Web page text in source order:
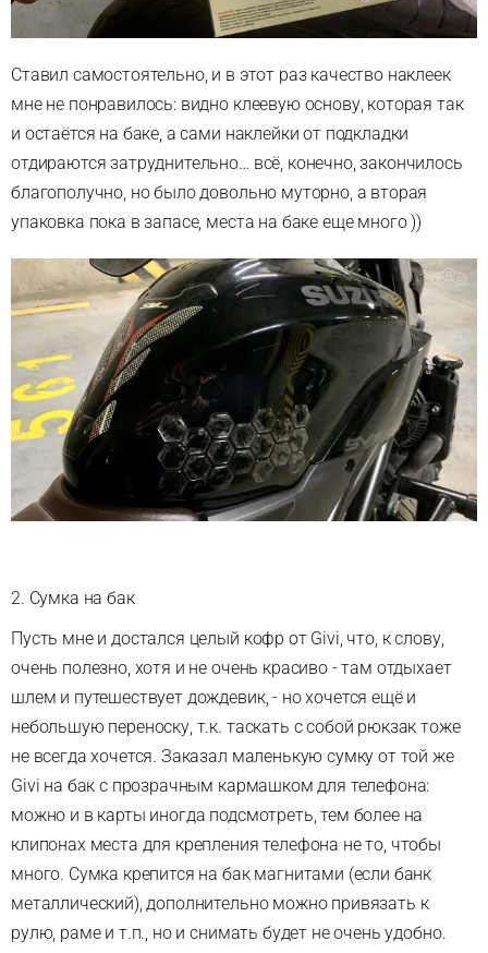
Ставил самостоятельно, и в этот раз качество наклеек
мне не понравилось: видно клеевую основу, которая так
и остаётся на баке, а сами наклейки от подкладки
отдираются затруднительно… всё, конечно, закончилось
благополучно, но было довольно муторно, а вторая
упаковка пока в запасе, места на баке еще много ))
2. Сумка на бак
Пусть мне и достался целый кофр от Givi, что, к слову,
очень полезно, хотя и не очень красиво - там отдыхает
шлем и путешествует дождевик, - но хочется ещё и
небольшую переноску, т.к. таскать с собой рюкзак тоже
не всегда хочется. Заказал маленькую сумку от той же
Givi на бак с прозрачным кармашком для телефона:
можно и в карты иногда подсмотреть, тем более на
клипонах места для крепления телефона не то, чтобы
много. Сумка крепится на бак магнитами (если банк
металлический), дополнительно можно привязать к
рулю, раме и т.п., но и снимать будет не очень удобно.